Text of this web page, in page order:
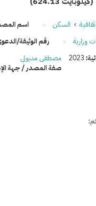
› السكن
وزارية رقم الوثيقة/
2023
اسم
مصطفى مدبولي
صفة المصدر / جهة